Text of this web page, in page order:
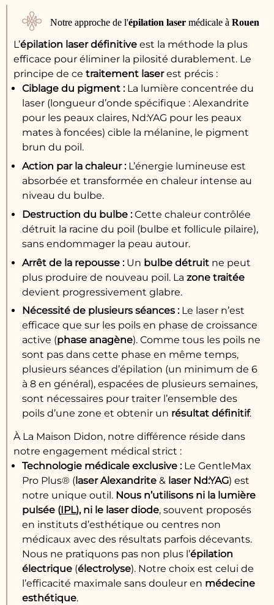
Notre approche de l'épilation lasermédicale à Rouen
L’épilation laser définitive est la méthode la plus
efficace pour éliminer la pilosité durablement. Le
principe de ce traitement laserest précis :
Ciblage du pigment:La lumière concentrée du
laser (longueur d’onde spécifique : Alexandrite
pour les peaux claires, Nd:YAG pour les peaux
mates à foncées) cible la mélanine, le pigment
brun du poil.
Action par la chaleur:L’énergie lumineuse est
absorbée et transformée en chaleur intense au
niveau du bulbe.
Destruction du bulbe:Cette chaleur contrôlée
détruit la racine du poil (bulbe et follicule pilaire),
sans endommager la peau autour.
Arrêt de la repousse:Un bulbe détruitne peut
plus produire de nouveau poil. La zone traitée
devient progressivement glabre.
Nécessité de plusieurs séances:Le laser n’est
efficace que sur les poils en phase de croissance
active (phase anagène). Comme tous les poils ne
sont pas dans cette phase en même temps,
plusieurs séances d’épilation (un minimum de 6
à 8 en général), espacées de plusieurs semaines,
sont nécessaires pour traiter l’ensemble des
poils d’une zone et obtenir un résultat définitif.
À La Maison Didon, notre différence réside dans
notre engagement médical strict :
Technologiemédicale exclusive :Le GentleMax
Pro Plus® (laser Alexandrite& laser Nd:YAG) est
notre unique outil. Nous n’utilisons ni la lumière
pulsée(IPL), ni le laser diode, souvent proposés
en instituts d’esthétique ou centres non
médicaux avec des résultats parfois décevants.
Nous ne pratiquons pas non plus l’épilation
électrique(électrolyse). Notre choix est celui de
l’efficacité maximale sans douleur en médecine
esthétique.